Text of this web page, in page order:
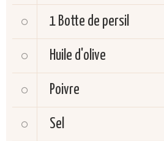
1 Botte de persil
Huile d'olive
Poivre
Sel